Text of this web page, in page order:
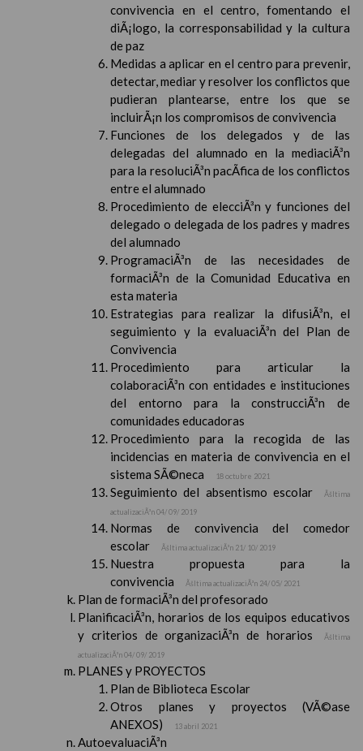
convivencia en el centro, fomentando el
diÃ¡logo, la corresponsabilidad y la cultura
de paz
Medidas a aplicar en el centro para prevenir,
detectar, mediar y resolver los conflictos que
pudieran plantearse, entre los que se
incluirÃ¡n los compromisos de convivencia
Funciones de los delegados y de las
delegadas del alumnado en la mediaciÃ³n
para la resoluciÃ³n pacÃ­fica de los conflictos
entre el alumnado
Procedimiento de elecciÃ³n y funciones del
delegado o delegada de los padres y madres
del alumnado
ProgramaciÃ³n de las necesidades de
formaciÃ³n de la Comunidad Educativa en
esta materia
Estrategias para realizar la difusiÃ³n, el
seguimiento y la evaluaciÃ³n del Plan de
Convivencia
Procedimiento para articular la
colaboraciÃ³n con entidades e instituciones
del entorno para la construcciÃ³n de
comunidades educadoras
Procedimiento para la recogida de las
incidencias en materia de convivencia en el
sistema SÃ©neca
18 octubre 2021
Seguimiento del absentismo escolar
Ãšltima
actualizaciÃ³n 04/ 09/ 2019
Normas de convivencia del comedor
escolar
Ãšltima actualizaciÃ³n 21/ 10/ 2019
Nuestra propuesta para la
convivencia
Ãšltima actualizaciÃ³n 24/ 05/ 2021
Plan de formaciÃ³n del profesorado
PlanificaciÃ³n, horarios de los equipos educativos
y criterios de organizaciÃ³n de horarios
Ãšltima
actualizaciÃ³n 04/ 09/ 2019
PLANES y PROYECTOS
Plan de Biblioteca Escolar
Otros planes y proyectos (VÃ©ase
ANEXOS)
13 abril 2021
AutoevaluaciÃ³n